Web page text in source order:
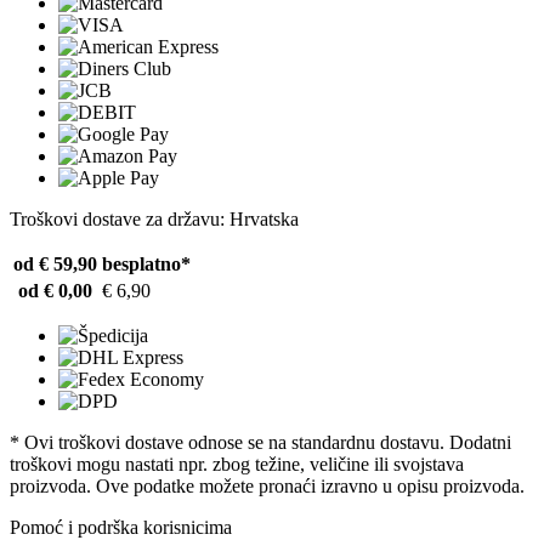
Troškovi dostave za državu: Hrvatska
od € 59,90 besplatno*
od € 0,00 € 6,90
* Ovi troškovi dostave odnose se na standardnu ​​dostavu. Dodatni
troškovi mogu nastati npr. zbog težine, veličine ili svojstava
proizvoda. Ove podatke možete pronaći izravno u opisu proizvoda.
Pomoć i podrška korisnicima